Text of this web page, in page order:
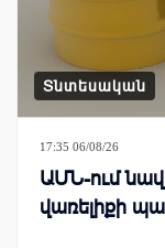
Տնտեսական
17:35 06/08/26
ԱՄՆ-ում
վառելիքի